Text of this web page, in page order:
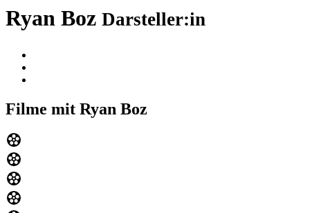
Ryan Boz Darsteller:in
Filme mit Ryan Boz